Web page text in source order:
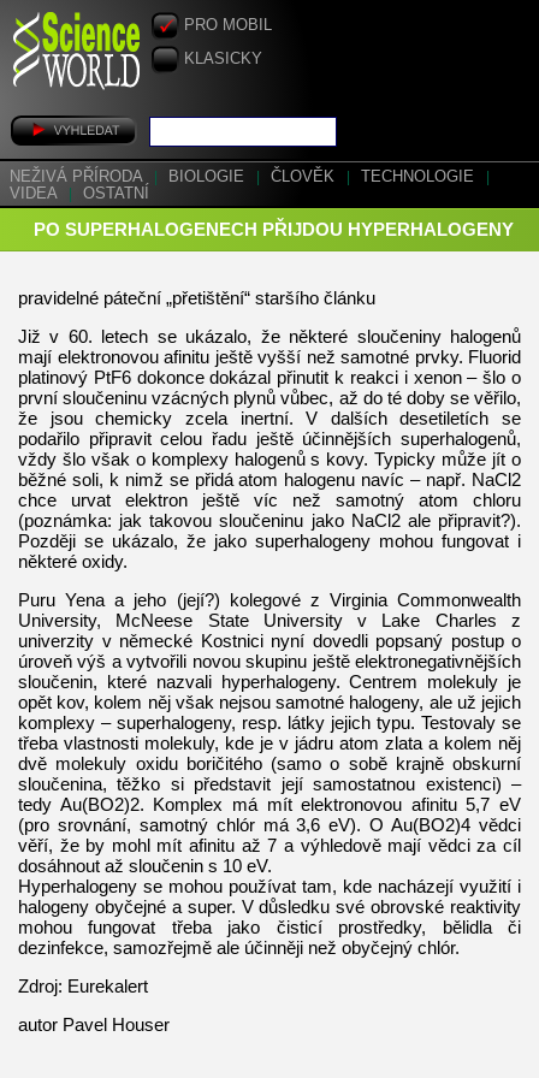
PRO MOBIL
KLASICKY
NEŽIVÁ PŘÍRODA BIOLOGIE ČLOVĚK TECHNOLOGIE
VIDEA
OSTATNÍ
PO SUPERHALOGENECH PŘIJDOU HYPERHALOGENY
pravidelné páteční „přetištění“ staršího článku
Již v 60. letech se ukázalo, že některé sloučeniny halogenů
mají elektronovou afinitu ještě vyšší než samotné prvky. Fluorid
platinový PtF6 dokonce dokázal přinutit k reakci i xenon – šlo o
první sloučeninu vzácných plynů vůbec, až do té doby se věřilo,
že jsou chemicky zcela inertní. V dalších desetiletích se
podařilo připravit celou řadu ještě účinnějších superhalogenů,
vždy šlo však o komplexy halogenů s kovy. Typicky může jít o
běžné soli, k nimž se přidá atom halogenu navíc – např. NaCl2
chce urvat elektron ještě víc než samotný atom chloru
(poznámka: jak takovou sloučeninu jako NaCl2 ale připravit?).
Později se ukázalo, že jako superhalogeny mohou fungovat i
některé oxidy.
Puru Yena a jeho (její?) kolegové z Virginia Commonwealth
University, McNeese State University v Lake Charles z
univerzity v německé Kostnici nyní dovedli popsaný postup o
úroveň výš a vytvořili novou skupinu ještě elektronegativnějších
sloučenin, které nazvali hyperhalogeny. Centrem molekuly je
opět kov, kolem něj však nejsou samotné halogeny, ale už jejich
komplexy – superhalogeny, resp. látky jejich typu. Testovaly se
třeba vlastnosti molekuly, kde je v jádru atom zlata a kolem něj
dvě molekuly oxidu boričitého (samo o sobě krajně obskurní
sloučenina, těžko si představit její samostatnou existenci) –
tedy Au(BO2)2. Komplex má mít elektronovou afinitu 5,7 eV
(pro srovnání, samotný chlór má 3,6 eV). O Au(BO2)4 vědci
věří, že by mohl mít afinitu až 7 a výhledově mají vědci za cíl
dosáhnout až sloučenin s 10 eV.
Hyperhalogeny se mohou používat tam, kde nacházejí využití i
halogeny obyčejné a super. V důsledku své obrovské reaktivity
mohou fungovat třeba jako čisticí prostředky, bělidla či
dezinfekce, samozřejmě ale účinněji než obyčejný chlór.
Zdroj: Eurekalert
autor Pavel Houser